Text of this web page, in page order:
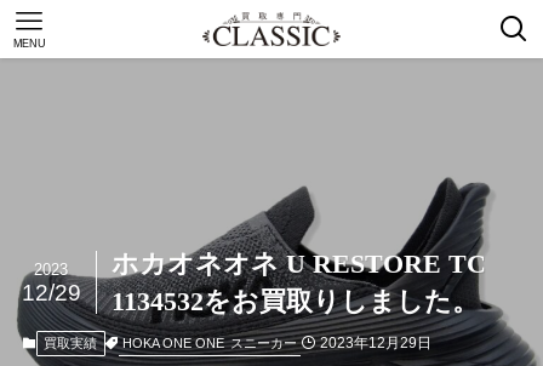
MENU
ホカオネオネ U RESTORE TC
1134532をお買取りしました。
2023
12/29
買取実績 HOKA ONE ONE スニーカー 2023年12月29日